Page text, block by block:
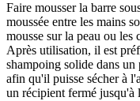
Faire mousser la barre
moussée entre les mains
mousse sur la peau ou
Après utilisation, il est
shampoing solide dans
afin qu'il puisse sécher à
un récipient fermé jusqu'à